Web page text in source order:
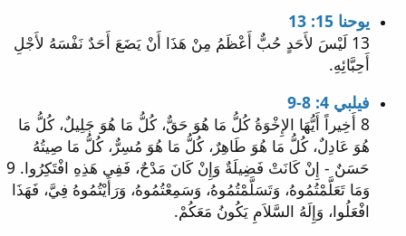
يوحنا 15: 13
13 لَيْسَ لأَحَدٍ حُبٌّ أَعْظَمُ مِنْ هَذَا أَنْ يَضَعَ أَحَدٌ نَفْسَهُ لأَجْلِ
أَحِبَّائِهِ.
فيلبي 4: 8-9
8 أَخِيراً أَيُّهَا الإِخْوَةُ كُلُّ مَا هُوَ حَقٌّ، كُلُّ مَا هُوَ جَلِيلٌ، كُلُّ مَا
هُوَ عَادِلٌ، كُلُّ مَا هُوَ طَاهِرٌ، كُلُّ مَا هُوَ مُسِرٌّ، كُلُّ مَا صِيتُهُ
حَسَنٌ - إِنْ كَانَتْ فَضِيلَةٌ وَإِنْ كَانَ مَدْحٌ، فَفِي هَذِهِ افْتَكِرُوا. 9
وَمَا تَعَلَّمْتُمُوهُ، وَتَسَلَّمْتُمُوهُ، وَسَمِعْتُمُوهُ، وَرَأَيْتُمُوهُ فِيَّ، فَهَذَا
افْعَلُوا، وَإِلَهُ السَّلاَمِ يَكُونُ مَعَكُمْ.